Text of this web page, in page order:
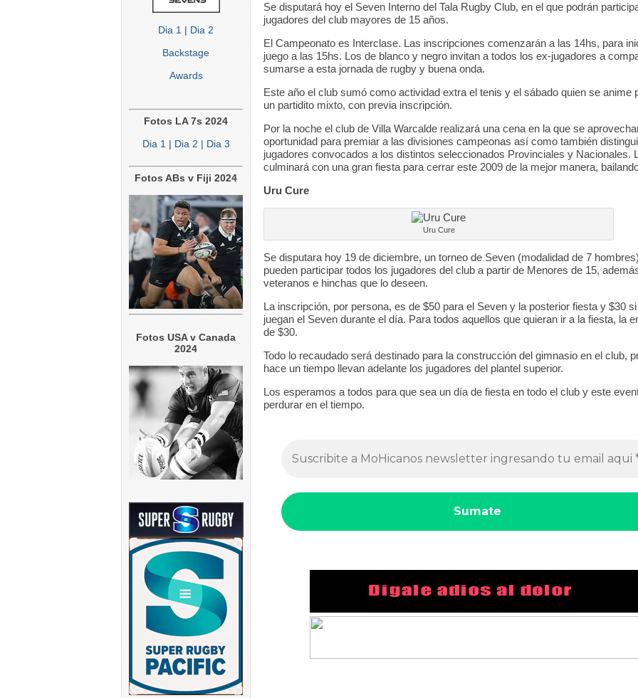
Dia 1 | Dia 2
Backstage
Awards
Fotos LA 7s 2024
Dia 1 | Dia 2 | Dia 3
Fotos ABs v Fiji 2024
Fotos USA v Canada
2024
Se disputará hoy el Seven Interno del Tala Rugby Club, en el que podrán
jugadores del club mayores de 15 años.
El Campeonato es Interclase. Las inscripciones comenzarán a las 14hs, para
juego a las 15hs. Los de blanco y negro invitan a todos los ex-jugadores a
sumarse a esta jornada de rugby y buena onda.
Este año el club sumó como actividad extra el tenis y el sábado quien se anime
un partidito mixto, con previa inscripción.
Por la noche el club de Villa Warcalde realizará una cena en la que se
oportunidad para premiar a las divisiones campeonas así como también
jugadores convocados a los distintos seleccionados Provinciales y Nacionales.
culminará con una gran fiesta para cerrar este 2009 de la mejor manera,
Uru Cure
Uru Cure
Se disputara hoy 19 de diciembre, un torneo de Seven (modalidad de 7
pueden participar todos los jugadores del club a partir de Menores de 15,
veteranos e hinchas que lo deseen.
La inscripción, por persona, es de $50 para el Seven y la posterior fiesta y $30
juegan el Seven durante el día. Para todos aquellos que quieran ir a la fiesta, la
de $30.
Todo lo recaudado será destinado para la construcción del gimnasio en el club,
hace un tiempo llevan adelante los jugadores del plantel superior.
Los esperamos a todos para que sea un día de fiesta en todo el club y este
perdurar en el tiempo.